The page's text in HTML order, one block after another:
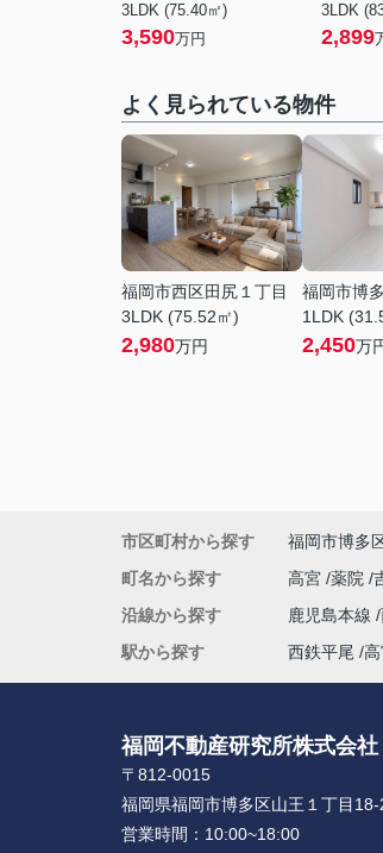
3LDK (75.40㎡)
3,590万円
3LDK
2,899
よく見られている物件
福岡市西区田尻１丁目
3LDK (75.52㎡)
2,980万円
福岡市博
1LDK
2,450万
市区町村から探す 福岡市博多
町名から探す
高宮 薬院
沿線から探す
鹿児島本線
駅から探す
西鉄平尾
福岡不動産研究所株式会社
〒812-0015
福岡県福岡市博多区山王１丁目18-
営業時間： 10:00~18:00